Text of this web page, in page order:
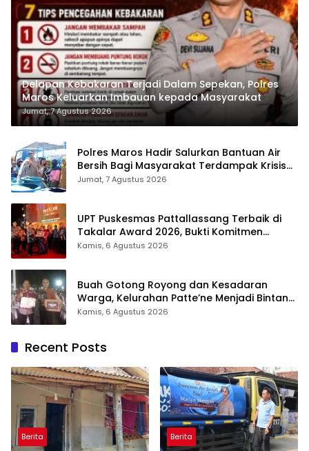
Delapan Kebakaran Terjadi Dalam Sepekan, Polres
Maros Keluarkan Imbauan kepada Masyarakat
Jumat, 7 Agustus 2026
Polres Maros Hadir Salurkan Bantuan Air
Bersih Bagi Masyarakat Terdampak Krisis
Air Bersih Di Maros
Jumat, 7 Agustus 2026
UPT Puskesmas Pattallassang Terbaik di
Takalar Award 2026, Bukti Komitmen
Hadirkan Pelayanan Kesehatan Berkualitas
Kamis, 6 Agustus 2026
Buah Gotong Royong dan Kesadaran
Warga, Kelurahan Patte’ne Menjadi Bintang
Takalar Award 2026
Kamis, 6 Agustus 2026
Recent Posts
Berita Berita